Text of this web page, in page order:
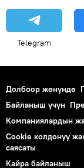
Telegram
Долбоор жөнүндө
Байланыш үчүн
Компаниялардын
Cookie колдонуу
саясаты
Кайра байланыш